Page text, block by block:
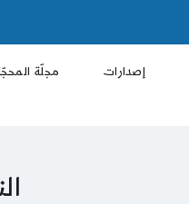
إصدارات مجلّة